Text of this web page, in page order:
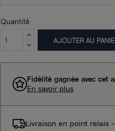
Quantité
AJOUTER AU
Fidélité gagnée avec cet
En savoir plus
Livraison en point relais-